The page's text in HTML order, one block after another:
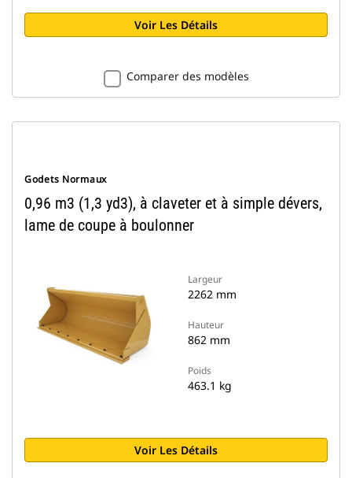
Voir Les Détails
Comparer des modèles
Godets Normaux
0,96 m3 (1,3 yd3), à claveter et à simple dévers,
lame de coupe à boulonner
Largeur
2262 mm
Hauteur
862 mm
Poids
463.1 kg
Voir Les Détails